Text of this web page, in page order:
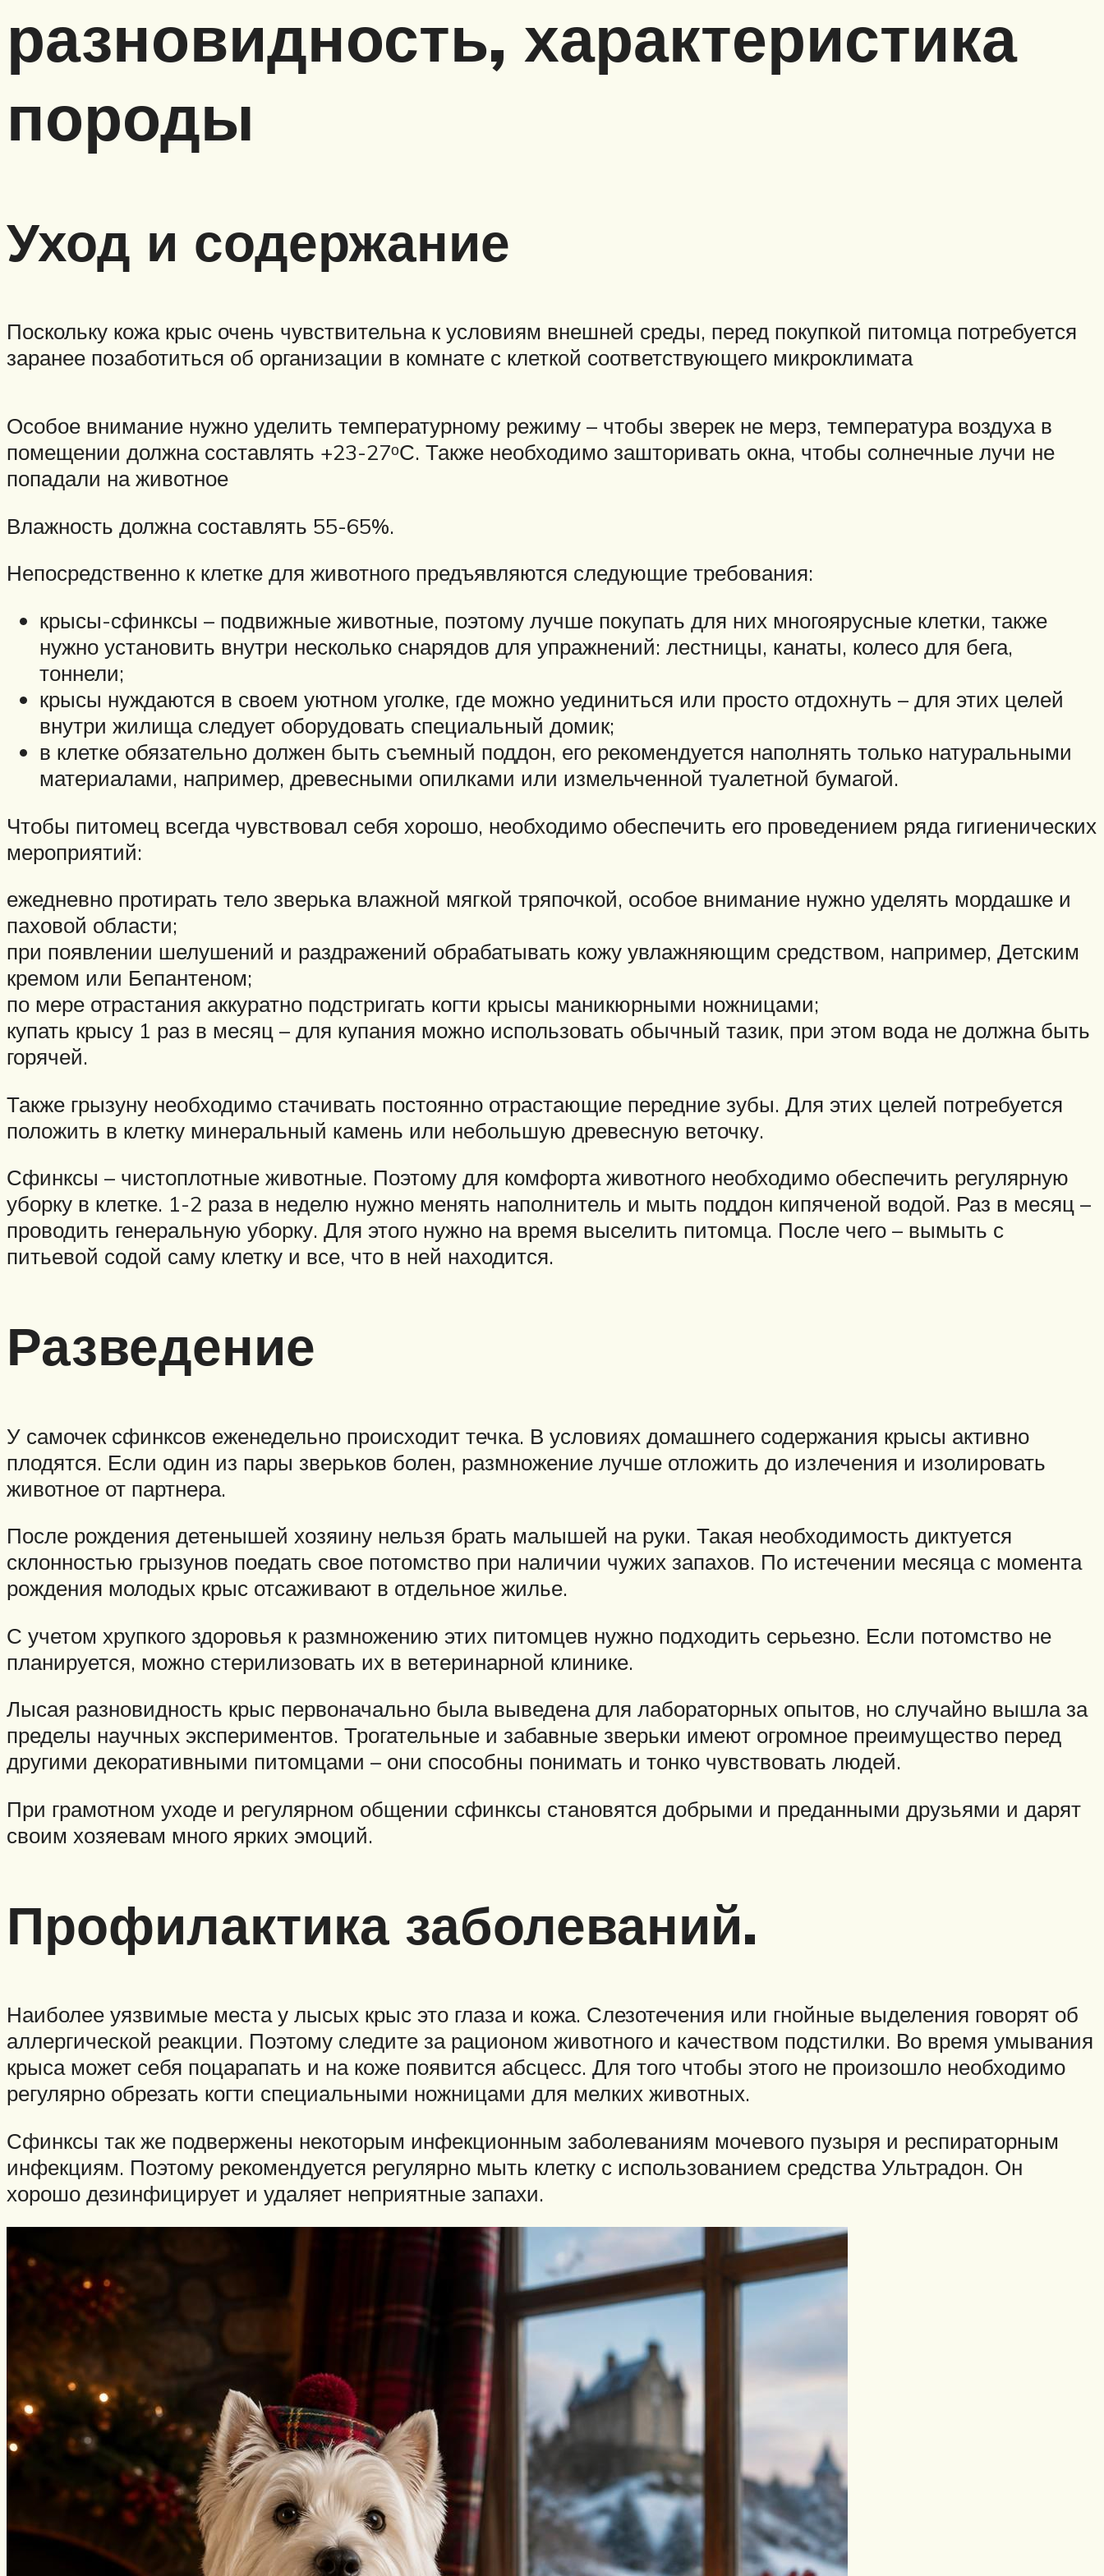
разновидность, характеристика
породы
Уход и содержание
Поскольку кожа крыс очень чувствительна к условиям внешней среды, перед покупкой питомца потребуется
заранее позаботиться об организации в комнате с клеткой соответствующего микроклимата
Особое внимание нужно уделить температурному режиму – чтобы зверек не мерз, температура воздуха в
помещении должна составлять +23-27ᵒС. Также необходимо зашторивать окна, чтобы солнечные лучи не
попадали на животное
Влажность должна составлять 55-65%.
Непосредственно к клетке для животного предъявляются следующие требования:
крысы-сфинксы – подвижные животные, поэтому лучше покупать для них многоярусные клетки, также
нужно установить внутри несколько снарядов для упражнений: лестницы, канаты, колесо для бега,
тоннели;
крысы нуждаются в своем уютном уголке, где можно уединиться или просто отдохнуть – для этих целей
внутри жилища следует оборудовать специальный домик;
в клетке обязательно должен быть съемный поддон, его рекомендуется наполнять только натуральными
материалами, например, древесными опилками или измельченной туалетной бумагой.
Чтобы питомец всегда чувствовал себя хорошо, необходимо обеспечить его проведением ряда гигиенических
мероприятий:
ежедневно протирать тело зверька влажной мягкой тряпочкой, особое внимание нужно уделять мордашке и
паховой области;
при появлении шелушений и раздражений обрабатывать кожу увлажняющим средством, например, Детским
кремом или Бепантеном;
по мере отрастания аккуратно подстригать когти крысы маникюрными ножницами;
купать крысу 1 раз в месяц – для купания можно использовать обычный тазик, при этом вода не должна быть
горячей.
Также грызуну необходимо стачивать постоянно отрастающие передние зубы. Для этих целей потребуется
положить в клетку минеральный камень или небольшую древесную веточку.
Сфинксы – чистоплотные животные. Поэтому для комфорта животного необходимо обеспечить регулярную
уборку в клетке. 1-2 раза в неделю нужно менять наполнитель и мыть поддон кипяченой водой. Раз в месяц –
проводить генеральную уборку. Для этого нужно на время выселить питомца. После чего – вымыть с
питьевой содой саму клетку и все, что в ней находится.
Разведение
У самочек сфинксов еженедельно происходит течка. В условиях домашнего содержания крысы активно
плодятся. Если один из пары зверьков болен, размножение лучше отложить до излечения и изолировать
животное от партнера.
После рождения детенышей хозяину нельзя брать малышей на руки. Такая необходимость диктуется
склонностью грызунов поедать свое потомство при наличии чужих запахов. По истечении месяца с момента
рождения молодых крыс отсаживают в отдельное жилье.
С учетом хрупкого здоровья к размножению этих питомцев нужно подходить серьезно. Если потомство не
планируется, можно стерилизовать их в ветеринарной клинике.
Лысая разновидность крыс первоначально была выведена для лабораторных опытов, но случайно вышла за
пределы научных экспериментов. Трогательные и забавные зверьки имеют огромное преимущество перед
другими декоративными питомцами – они способны понимать и тонко чувствовать людей.
При грамотном уходе и регулярном общении сфинксы становятся добрыми и преданными друзьями и дарят
своим хозяевам много ярких эмоций.
Профилактика заболеваний.
Наиболее уязвимые места у лысых крыс это глаза и кожа. Слезотечения или гнойные выделения говорят об
аллергической реакции. Поэтому следите за рационом животного и качеством подстилки. Во время умывания
крыса может себя поцарапать и на коже появится абсцесс. Для того чтобы этого не произошло необходимо
регулярно обрезать когти специальными ножницами для мелких животных.
Сфинксы так же подвержены некоторым инфекционным заболеваниям мочевого пузыря и респираторным
инфекциям. Поэтому рекомендуется регулярно мыть клетку с использованием средства Ультрадон. Он
хорошо дезинфицирует и удаляет неприятные запахи.